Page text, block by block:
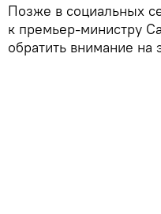
​Позже в социальных
к премьер-министру
обратить внимание на